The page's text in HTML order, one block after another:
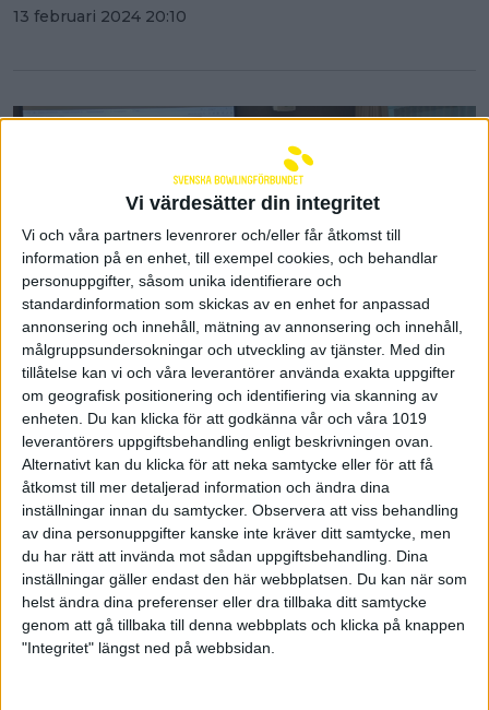
Vi värdesätter din integritet
Vi och våra partners levenrorer och/eller får åtkomst till
information på en enhet, till exempel cookies, och behandlar
personuppgifter, såsom unika identifierare och
standardinformation som skickas av en enhet for anpassad
annonsering och innehåll, mätning av annonsering och innehåll,
målgruppsundersokningar och utveckling av tjänster. Med din
tillåtelse kan vi och våra leverantörer använda exakta uppgifter
om geografisk positionering och identifiering via skanning av
enheten. Du kan klicka för att godkänna vår och våra 1019
leverantörers uppgiftsbehandling enligt beskrivningen ovan.
Alternativt kan du klicka för att neka samtycke eller för att få
åtkomst till mer detaljerad information och ändra dina
inställningar innan du samtycker. Observera att viss behandling
av dina personuppgifter kanske inte kräver ditt samtycke, men
du har rätt att invända mot sådan uppgiftsbehandling. Dina
inställningar gäller endast den här webbplatsen. Du kan när som
helst ändra dina preferenser eller dra tillbaka ditt samtycke
genom att gå tillbaka till denna webbplats och klicka på knappen
"Integritet" längst ned på webbsidan.
13 februari 2024 20:10
Nytt seriesystem i nationella
serien - styrelsens förslag
röstades igenom vid det
extrainsatta årsmötet
12 februari 2024 12:40